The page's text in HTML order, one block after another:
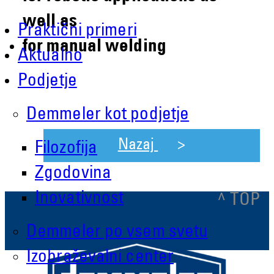
Praktični primeri
Aktualno
Podjetje
Demmeler kot podjetje
Filozofija
Zgodovina
Inovativnost
Demmeler po vsem svetu
Izobraževalni center
well as
for manual welding
Nazaj
^ TOP